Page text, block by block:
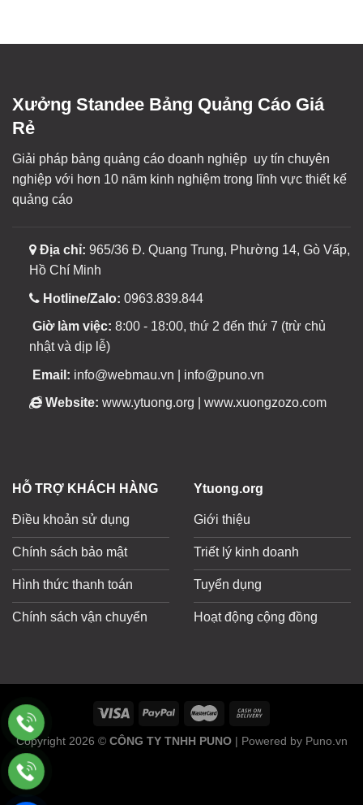
Xưởng Standee Bảng Quảng Cáo Giá
Rẻ
Giải pháp bảng quảng cáo doanh nghiệp uy tín chuyên
nghiệp với hơn 10 năm kinh nghiệm trong lĩnh vực thiết kế
quảng cáo
Địa chỉ: 965/36 Đ. Quang Trung, Phường 14, Gò Vấp,
Hồ Chí Minh
Hotline/Zalo: 0963.839.844
Giờ làm việc: 8:00 - 18:00, thứ 2 đến thứ 7 (trừ chủ
nhật và dịp lễ)
Email: info@webmau.vn | info@puno.vn
Website: www.ytuong.org | www.xuongzozo.com
HỖ TRỢ KHÁCH HÀNG
Điều khoản sử dụng
Chính sách bảo mật
Hình thức thanh toán
Chính sách vận chuyển
Ytuong.org
Giới thiệu
Triết lý kinh doanh
Tuyển dụng
Hoạt động cộng đồng
Copyright 2026 © CÔNG TY TNHH PUNO | Powered by Puno.vn